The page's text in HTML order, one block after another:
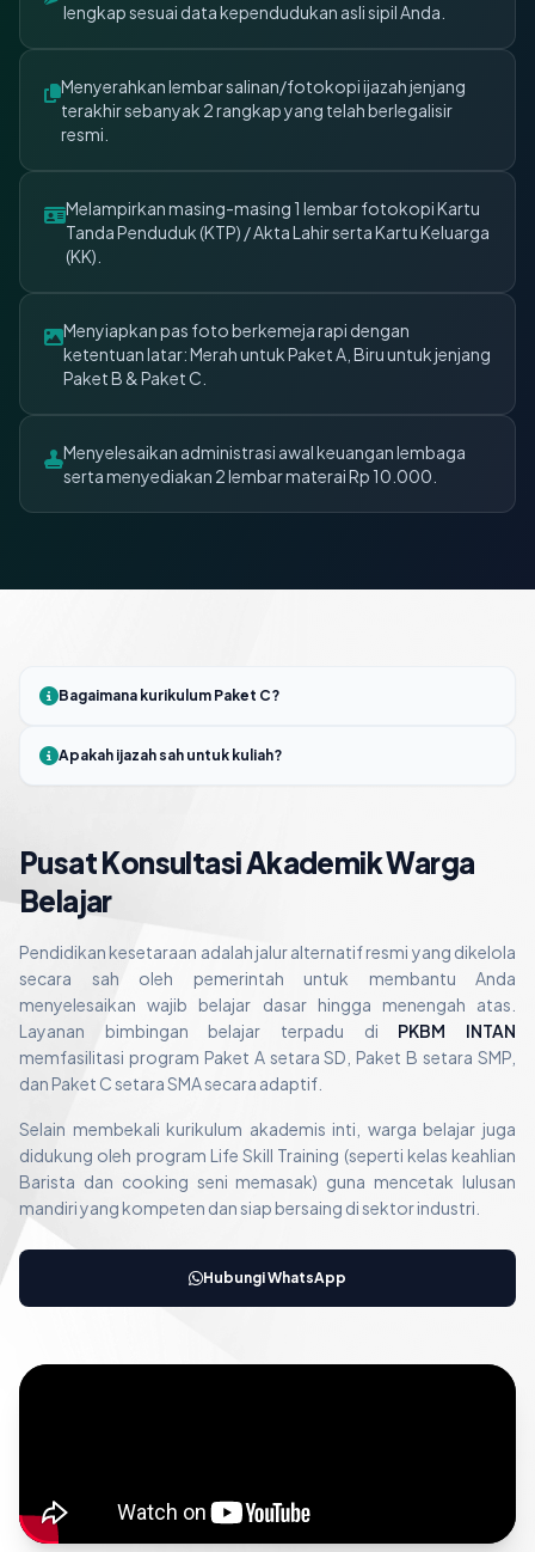
lengkap sesuai data kependudukan asli sipil Anda.
Menyerahkan lembar salinan/fotokopi ijazah jenjang
terakhir sebanyak 2 rangkap yang telah berlegalisir
resmi.
Melampirkan masing-masing 1 lembar fotokopi Kartu
Tanda Penduduk (KTP) / Akta Lahir serta Kartu Keluarga
(KK).
Menyiapkan pas foto berkemeja rapi dengan
ketentuan latar: Merah untuk Paket A, Biru untuk jenjang
Paket B & Paket C.
Menyelesaikan administrasi awal keuangan lembaga
serta menyediakan 2 lembar materai Rp 10.000.
Bagaimana kurikulum Paket C?
Apakah ijazah sah untuk kuliah?
Pusat Konsultasi Akademik Warga
Belajar
Pendidikan kesetaraan adalah jalur alternatif resmi yang dikelola
secara sah oleh pemerintah untuk membantu Anda
menyelesaikan wajib belajar dasar hingga menengah atas.
Layanan bimbingan belajar terpadu di PKBM INTAN
memfasilitasi program Paket A setara SD, Paket B setara SMP,
dan Paket C setara SMA secara adaptif.
Selain membekali kurikulum akademis inti, warga belajar juga
didukung oleh program Life Skill Training (seperti kelas keahlian
Barista dan cooking seni memasak) guna mencetak lulusan
mandiri yang kompeten dan siap bersaing di sektor industri.
Hubungi WhatsApp